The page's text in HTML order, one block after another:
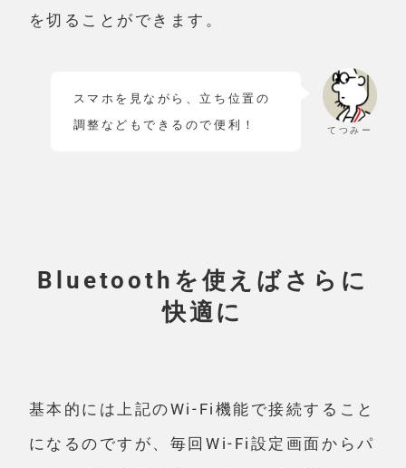
を切ることができます。
てつみー
スマホを見ながら、立ち位置の
調整などもできるので便利！
Bluetoothを使えばさらに
快適に
基本的には上記のWi-Fi機能で接続すること
になるのですが、毎回Wi-Fi設定画面からパ